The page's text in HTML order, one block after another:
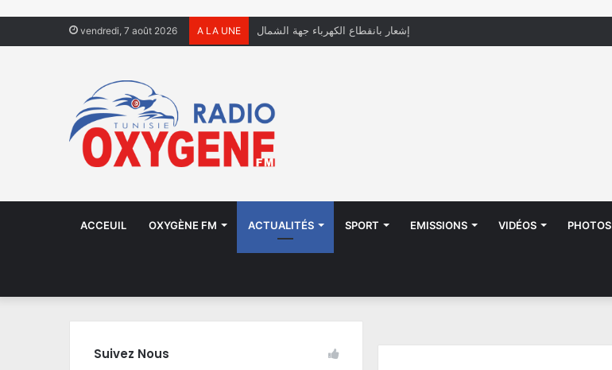
vendredi, 7 août 2026 A LA UNE منظّمة تدعو السلطات إلى التدخل بعد تداول صور أطفال يعيشون في الشوارع
ACCEUIL OXYGÈNE FM ACTUALITÉS SPORT EMISSIONS VIDÉOS PHOTOS
Suivez Nous